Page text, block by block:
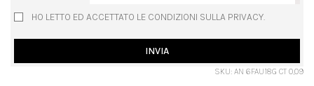
HO LETTO ED ACCETTATO LE CONDIZIONI SULLA PRIVACY.
INVIA
SKU: AN 6FAU18G CT 0,09